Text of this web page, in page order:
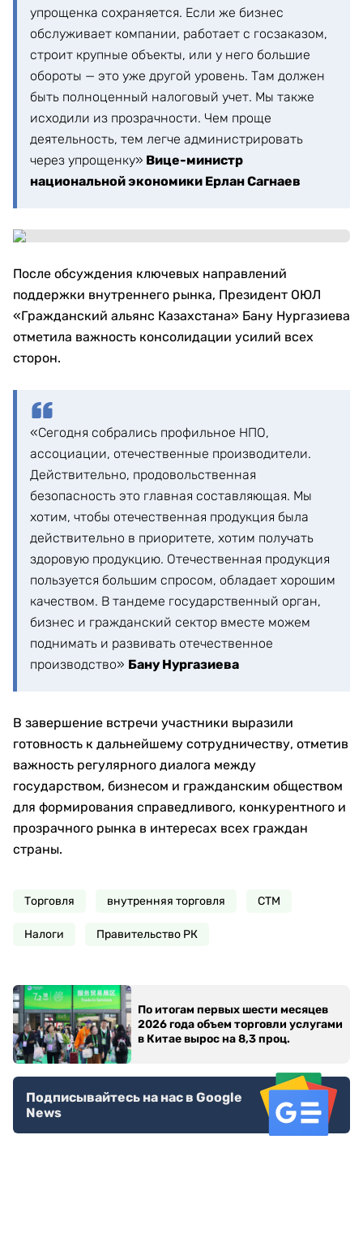
упрощенка сохраняется. Если же бизнес
обслуживает компании, работает с госзаказом,
строит крупные объекты, или у него большие
обороты — это уже другой уровень. Там должен
быть полноценный налоговый учет. Мы также
исходили из прозрачности. Чем проще
деятельность, тем легче администрировать
через упрощенку» Вице-министр
национальной экономики Ерлан Сагнаев
После обсуждения ключевых направлений
поддержки внутреннего рынка, Президент ОЮЛ
«Гражданский альянс Казахстана» Бану Нургазиева
отметила важность консолидации усилий всех
сторон.
«Сегодня собрались профильное НПО,
ассоциации, отечественные производители.
Действительно, продовольственная
безопасность это главная составляющая. Мы
хотим, чтобы отечественная продукция была
действительно в приоритете, хотим получать
здоровую продукцию. Отечественная продукция
пользуется большим спросом, обладает хорошим
качеством. В тандеме государственный орган,
бизнес и гражданский сектор вместе можем
поднимать и развивать отечественное
производство» Бану Нургазиева
В завершение встречи участники выразили
готовность к дальнейшему сотрудничеству, отметив
важность регулярного диалога между
государством, бизнесом и гражданским обществом
для формирования справедливого, конкурентного и
прозрачного рынка в интересах всех граждан
страны.
Торговля внутренняя торговля СТМ
Налоги Правительство РК
По итогам первых шести месяцев
2026 года объем торговли услугами
в Китае вырос на 8,3 проц.
Подписывайтесь на нас в Google
News